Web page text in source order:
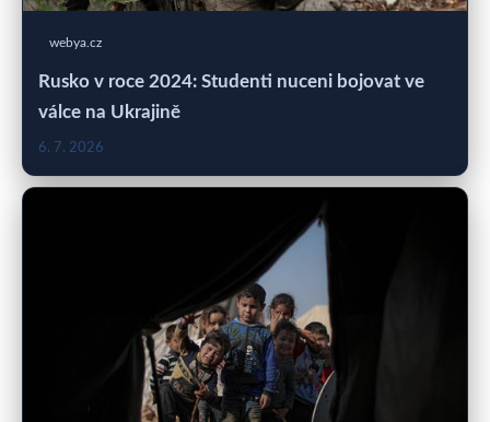
webya.cz
Rusko v roce 2024: Studenti nuceni bojovat ve
válce na Ukrajině
6. 7. 2026